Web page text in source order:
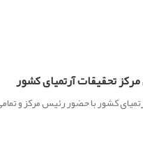
تحقیقات آرتمیای کشور
کشور با حضور رئیس مرکز و